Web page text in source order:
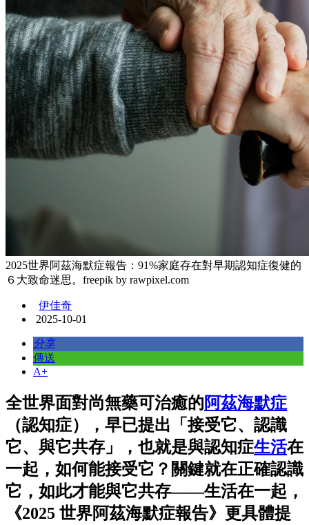
2025世界阿茲海默症報告：91%家庭存在對早期認知症復健的
６大致命迷思。freepik by rawpixel.com
伊佳奇
2025-10-01
分享
傳送
A+
全世界面對尚無藥可治癒的阿茲海默症
（認知症），早已提出「接受它、認識
它、與它共存」，也就是與認知症生活在
一起，如何能接受它？關鍵就在正確認識
它，如此才能與它共存——生活在一起，
《2025 世界阿茲海默症報告》更具體提